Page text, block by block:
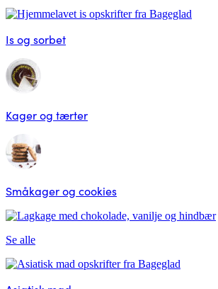
Is og sorbet
Kager og tærter
Småkager og cookies
Se alle